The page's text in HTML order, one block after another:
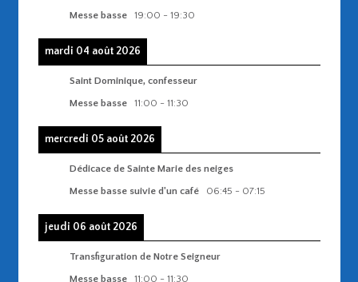
Messe basse
19:00 - 19:30
mardi 04 août 2026
Saint Dominique, confesseur
Messe basse
11:00 - 11:30
mercredi 05 août 2026
Dédicace de Sainte Marie des neiges
Messe basse suivie d'un café
06:45 - 07:15
jeudi 06 août 2026
Transfiguration de Notre Seigneur
Messe basse
11:00 - 11:30